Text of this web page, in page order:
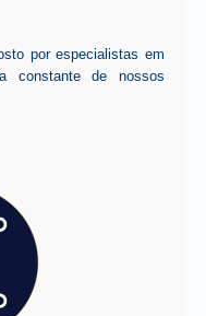
por especialistas em
constante de nossos